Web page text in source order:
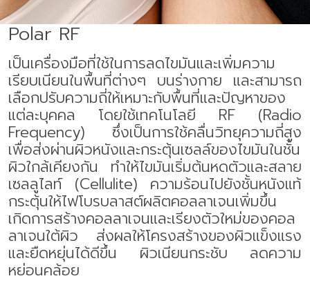
Polar RF
เป็นเครื่องมือที่ใช้ในการลดไขมันและเพิ่มความ
เรียบเนียนในพื้นที่ต่างๆ บนร่างกาย และสามารถ
เลือกปรับความถี่ให้เหมาะกับพื้นที่และปัญหาของ
แต่ละบุคคล โดยใช้เทคโนโลยี RF (Radio
Frequency) ซึ่งเป็นการใช้คลื่นวิทยุความถี่สูง
เพื่อส่งผ่านผิวหนังและกระตุ้นเซลล์ของไขมันในชั้น
ผิวใกล้เคียงกัน ทำให้ไขมันเริ่มต้นหดตัวและสลาย
เซลลูไลท์ (Cellulite) ความร้อนไปยังชั้นหนังแท้
กระตุ้นให้ไฟโบรบลาสต์ผลิตคอลลาเจนเพิ่มขึ้น
เกิดการสร้างคอลลาเจนและเรียงตัวใหม่ของคอล
ลาเจนใต้ผิว ส่งผลให้โครงสร้างของผิวแข็งแรง
และยืดหยุ่นได้ดีขึ้น ผิวเนียนกระชับ ลดความ
หย่อนคล้อย